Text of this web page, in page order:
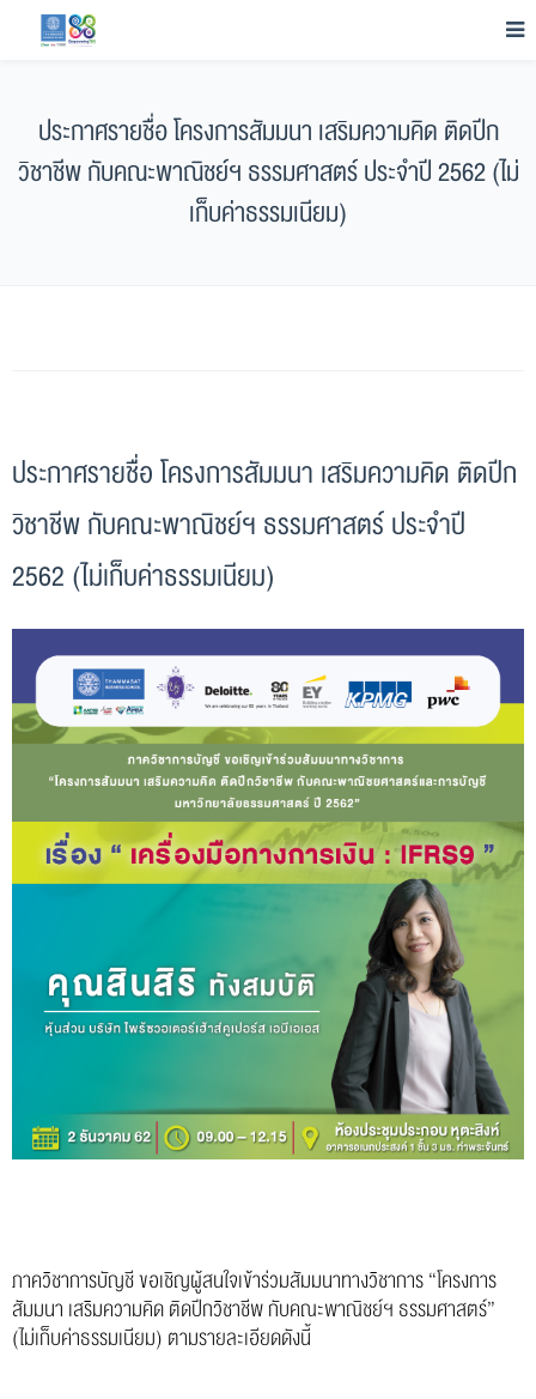
ประกาศรายชื่อ โครงการสัมมนา เสริมความคิด ติดปีก
วิชาชีพ กับคณะพาณิชย์ฯ ธรรมศาสตร์ ประจำปี 2562 (ไม่
เก็บค่าธรรมเนียม)
ประกาศรายชื่อ โครงการสัมมนา เสริมความคิด ติดปีก
วิชาชีพ กับคณะพาณิชย์ฯ ธรรมศาสตร์ ประจำปี
2562 (ไม่เก็บค่าธรรมเนียม)
ภาควิชาการบัญชี ขอเชิญผู้สนใจเข้าร่วมสัมมนาทางวิชาการ “โครงการ
สัมมนา เสริมความคิด ติดปีกวิชาชีพ กับคณะพาณิชย์ฯ ธรรมศาสตร์”
(ไม่เก็บค่าธรรมเนียม) ตามรายละเอียดดังนี้